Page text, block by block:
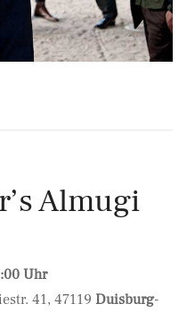
Almugi
Uhr
41, 47119 Duisburg-